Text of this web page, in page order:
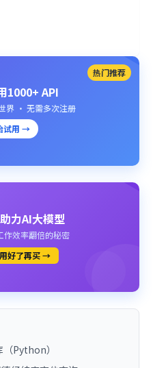
热门推荐
1000+ API
界 · 无需多次注册
试用 →
力AI大模型
作效率翻倍的秘密
好了再买 →
Python）